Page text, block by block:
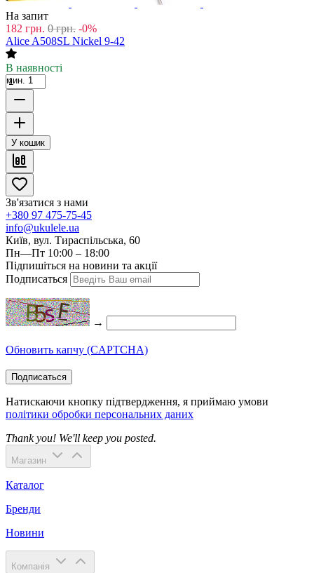
На запит
182 грн. 0 грн. -0%
Alice A508SL Nickel 9-42
В наявності
мин. 1
У кошик
Зв'язатися з нами
+380 97 475-75-45
info@ukulele.ua
Київ, вул. Тираспільська, 60
Пн—Пт 10:00 – 18:00
Підпишіться на новини та акції
Подписаться
→
Обновить капчу (CAPTCHA)
Подписаться
Натискаючи кнопку підтвердження, я приймаю умови
політики обробки персональних даних
Thank you! We'll keep you posted.
Магазин
Каталог
Бренди
Новини
Компанія